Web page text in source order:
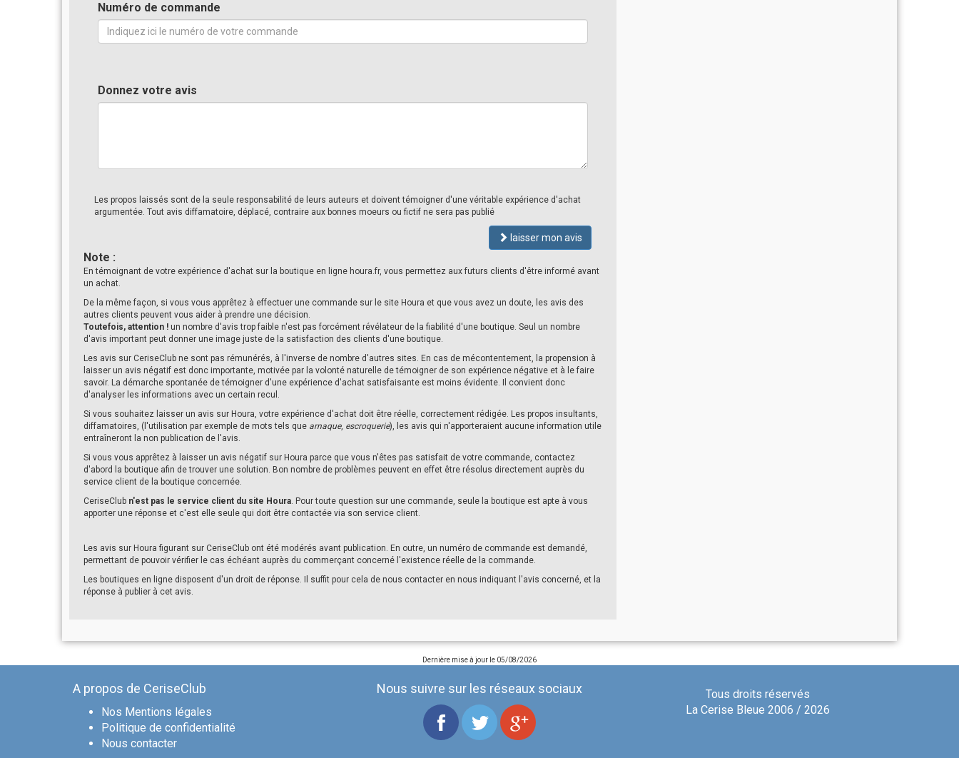
Numéro de commande
Donnez votre avis
Les propos laissés sont de la seule responsabilité de leurs auteurs et doivent témoigner d'une véritable expérience d'achat
argumentée. Tout avis diffamatoire, déplacé, contraire aux bonnes moeurs ou fictif ne sera pas publié
laisser mon avis
Note :
En témoignant de votre expérience d'achat sur la boutique en ligne houra.fr, vous permettez aux futurs clients d'être informé avant
un achat.
De la même façon, si vous vous apprêtez à effectuer une commande sur le site Houra et que vous avez un doute, les avis des
autres clients peuvent vous aider à prendre une décision.
Toutefois, attention ! un nombre d'avis trop faible n'est pas forcément révélateur de la fiabilité d'une boutique. Seul un nombre
d'avis important peut donner une image juste de la satisfaction des clients d'une boutique.
Les avis sur CeriseClub ne sont pas rémunérés, à l'inverse de nombre d'autres sites. En cas de mécontentement, la propension à
laisser un avis négatif est donc importante, motivée par la volonté naturelle de témoigner de son expérience négative et à le faire
savoir. La démarche spontanée de témoigner d'une expérience d'achat satisfaisante est moins évidente. Il convient donc
d'analyser les informations avec un certain recul.
Si vous souhaitez laisser un avis sur Houra, votre expérience d'achat doit être réelle, correctement rédigée. Les propos insultants,
diffamatoires, (l'utilisation par exemple de mots tels que arnaque, escroquerie), les avis qui n'apporteraient aucune information utile
entraîneront la non publication de l'avis.
Si vous vous apprêtez à laisser un avis négatif sur Houra parce que vous n'êtes pas satisfait de votre commande, contactez
d'abord la boutique afin de trouver une solution. Bon nombre de problèmes peuvent en effet être résolus directement auprès du
service client de la boutique concernée.
CeriseClub n'est pas le service client du site Houra. Pour toute question sur une commande, seule la boutique est apte à vous
apporter une réponse et c'est elle seule qui doit être contactée via son service client.
Les avis sur Houra figurant sur CeriseClub ont été modérés avant publication. En outre, un numéro de commande est demandé,
permettant de pouvoir vérifier le cas échéant auprès du commerçant concerné l'existence réelle de la commande.
Les boutiques en ligne disposent d'un droit de réponse. Il suffit pour cela de nous contacter en nous indiquant l'avis concerné, et la
réponse à publier à cet avis.
Dernière mise à jour le 05/08/2026
A propos de CeriseClub
Nos Mentions légales
Politique de confidentialité
Nous contacter
Nous suivre sur les réseaux sociaux
Tous droits réservés
La Cerise Bleue 2006 / 2026